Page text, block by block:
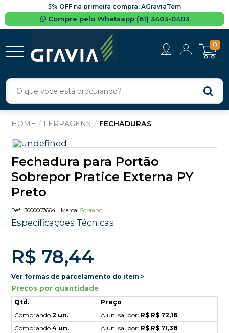
5% OFF na primeira compra: AGraviaTem
Compre pelo Whatsapp (61) 3403-0403
0
FERRAGENS FECHADURAS
Fechadura para Portão
Sobrepor Pratice Externa PY
Preto
3000007664 Soprano
Especificações Técnicas
R$ 78,44
Ver formas de parcelamento do item >
Preços por quantidade
Qtd.
Preço
Comprando 2 un. A un. sai por: R$ R$ 72,16
Comprando 4 un. A un. sai por: R$ R$ 71,38